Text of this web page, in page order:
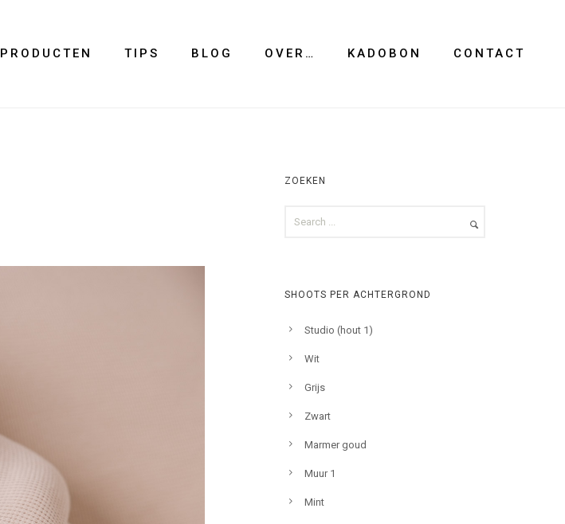
PRODUCTEN TIPS BLOG OVER… KADOBON CONTACT
ZOEKEN
SHOOTS PER ACHTERGROND
Studio (hout 1)
Wit
Grijs
Zwart
Marmer goud
Muur 1
Mint